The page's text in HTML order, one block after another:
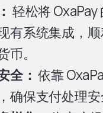
轻松将 OxaPay
有系统集成，
币。
全： 依靠
确保支付处理安